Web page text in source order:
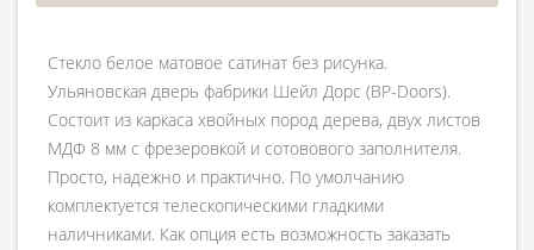
Стекло белое матовое сатинат без рисунка.
Ульяновская дверь фабрики Шейл Дорс (BP-Doors).
Состоит из каркаса хвойных пород дерева, двух листов
МДФ 8 мм с фрезеровкой и сотовового заполнителя.
Просто, надежно и практично. По умолчанию
комплектуется телескопическими гладкими
наличниками. Как опция есть возможность заказать